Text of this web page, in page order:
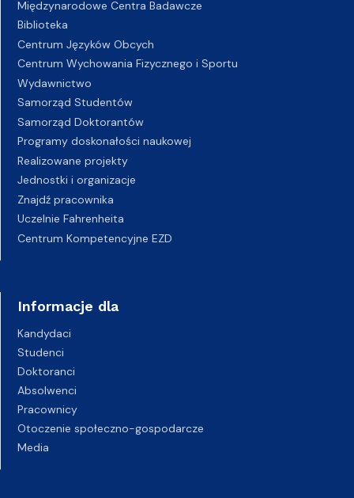
Międzynarodowe Centra Badawcze
Biblioteka
Centrum Języków Obcych
Centrum Wychowania Fizycznego i Sportu
Wydawnictwo
Samorząd Studentów
Samorząd Doktorantów
Programy doskonałości naukowej
Realizowane projekty
Jednostki i organizacje
Znajdź pracownika
Uczelnie Fahrenheita
Centrum Kompetencyjne EZD
Informacje dla
Kandydaci
Studenci
Doktoranci
Absolwenci
Pracownicy
Otoczenie społeczno-gospodarcze
Media